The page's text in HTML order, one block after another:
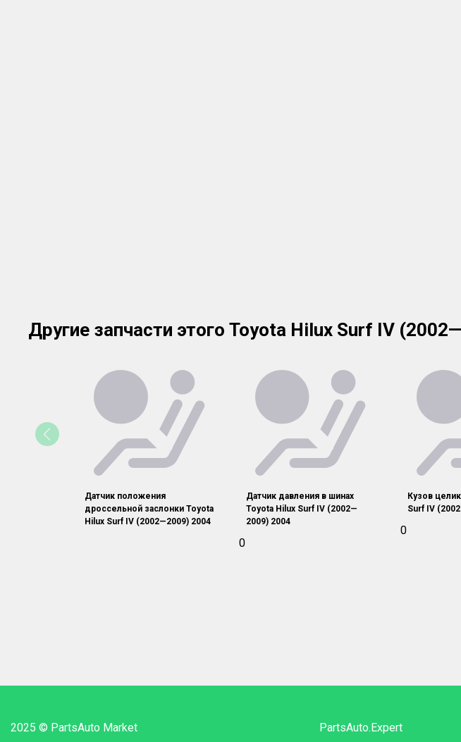
Другие запчасти этого Toyota Hilux Surf IV
Датчик положения
дроссельной заслонки Toyota
Hilux Surf IV (2002—2009) 2004
Датчик давления в шинах
Toyota Hilux Surf IV (2002—
2009) 2004
0
Кузов
Surf IV
0
2025 © PartsAuto Market PartsAuto.Expert